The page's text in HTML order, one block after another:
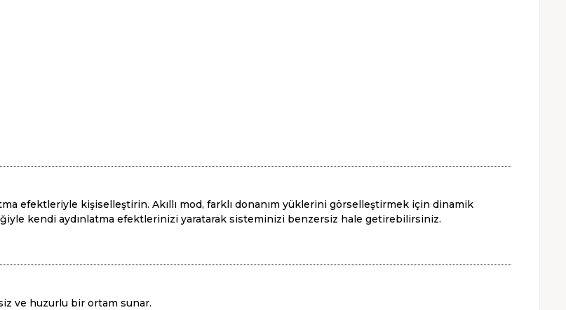
efektleriyle kişiselleştirin. Akıllı mod, farklı donanım yüklerini görselleştirmek için dinamik
kendi aydınlatma efektlerinizi yaratarak sisteminizi benzersiz hale getirebilirsiniz.
ve huzurlu bir ortam sunar.